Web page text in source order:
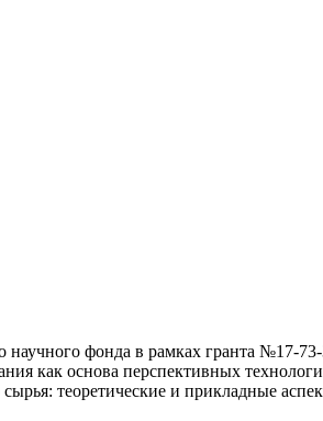
фонда в рамках гранта №17-73-
как основа перспективных
теоретические и прикладные